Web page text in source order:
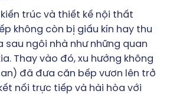
trúc và thiết kế nội thất
không còn bị giấu kín hay thu
sau ngôi nhà như những quan
Thay vào đó, xu hướng không
đã đưa căn bếp vươn lên trở
nối trực tiếp và hài hòa với